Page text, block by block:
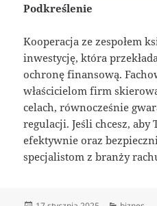
Podkreślenie
Kooperacja ze zespołem
inwestycję, która
ochronę finansową.
właścicielom firm
celach, równocześnie
regulacji. Jeśli chcesz, aby
efektywnie oraz
specjalistom z branży